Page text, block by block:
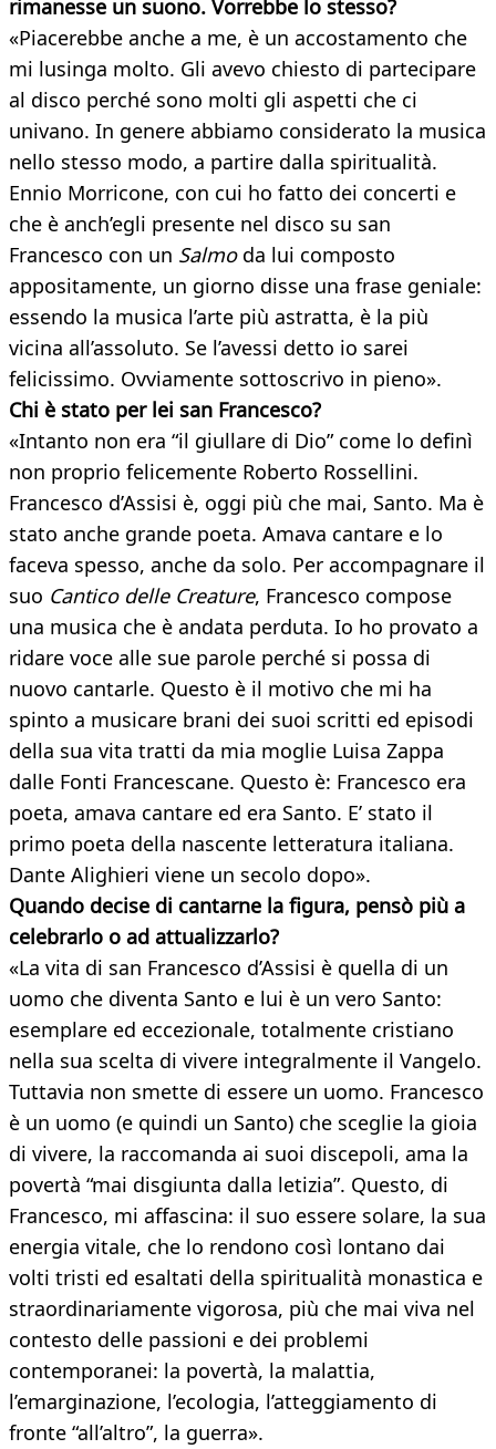
rimanesse un suono. Vorrebbe lo stesso?
«Piacerebbe anche a me, è un accostamento che
mi lusinga molto. Gli avevo chiesto di partecipare
al disco perché sono molti gli aspetti che ci
univano. In genere abbiamo considerato la musica
nello stesso modo, a partire dalla spiritualità.
Ennio Morricone, con cui ho fatto dei concerti e
che è anch’egli presente nel disco su san
Francesco con un Salmoda lui composto
appositamente, un giorno disse una frase geniale:
essendo la musica l’arte più astratta, è la più
vicina all’assoluto. Se l’avessi detto io sarei
felicissimo. Ovviamente sottoscrivo in pieno».
Chi è stato per lei san Francesco?
«Intanto non era “il giullare di Dio” come lo definì
non proprio felicemente Roberto Rossellini.
Francesco d’Assisi è, oggi più che mai, Santo. Ma è
stato anche grande poeta. Amava cantare e lo
faceva spesso, anche da solo. Per accompagnare il
suo Cantico delle Creature, Francesco compose
una musica che è andata perduta. Io ho provato a
ridare voce alle sue parole perché si possa di
nuovo cantarle. Questo è il motivo che mi ha
spinto a musicare brani dei suoi scritti ed episodi
della sua vita tratti da mia moglie Luisa Zappa
dalle Fonti Francescane. Questo è: Francesco era
poeta, amava cantare ed era Santo. E’ stato il
primo poeta della nascente letteratura italiana.
Dante Alighieri viene un secolo dopo».
Quando decise di cantarne la figura, pensò più a
celebrarlo o ad attualizzarlo?
«La vita di san Francesco d’Assisi è quella di un
uomo che diventa Santo e lui è un vero Santo:
esemplare ed eccezionale, totalmente cristiano
nella sua scelta di vivere integralmente il Vangelo.
Tuttavia non smette di essere un uomo. Francesco
è un uomo (e quindi un Santo) che sceglie la gioia
di vivere, la raccomanda ai suoi discepoli, ama la
povertà “mai disgiunta dalla letizia”. Questo, di
Francesco, mi affascina: il suo essere solare, la sua
energia vitale, che lo rendono così lontano dai
volti tristi ed esaltati della spiritualità monastica e
straordinariamente vigorosa, più che mai viva nel
contesto delle passioni e dei problemi
contemporanei: la povertà, la malattia,
l’emarginazione, l’ecologia, l’atteggiamento di
fronte “all’altro”, la guerra».